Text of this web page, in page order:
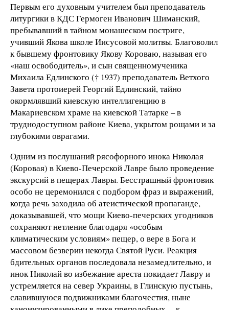
Первым его духовным учителем был преподаватель
литургики в КДС Гермоген Иванович Шиманский,
пребывавший в тайном монашеском постриге,
учивший Якова школе Иисусовой молитвы. Благоволил
к бывшему фронтовику Якову Короваю, называя его
«наш освободитель», и сын священномученика
Михаила Едлинского († 1937) преподаватель Ветхого
Завета протоиерей Георгий Едлинский, тайно
окормлявший киевскую интеллигенцию в
Макариевском храме на киевской Татарке – в
труднодоступном районе Киева, укрытом рощами и за
глубокими оврагами.
Одним из послушаний рясофорного инока Николая
(Коровая) в Киево-Печерской Лавре было проведение
экскурсий в пещерах Лавры. Бесстрашный фронтовик
особо не церемонился с подбором фраз и выражений,
когда речь заходила об атеистической пропаганде,
доказывавшей, что мощи Киево-печерских угодников
сохраняют нетление благодаря «особым
климатическим условиям» пещер, о вере в Бога и
массовом безверии некогда Святой Руси. Реакция
бдительных органов последовала незамедлительно, и
инок Николай во избежание ареста покидает Лавру и
устремляется на север Украины, в Глинскую пустынь,
славившуюся подвижниками благочестия, ныне